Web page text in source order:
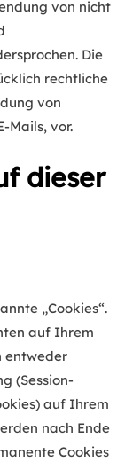
von nicht
Die
rechtliche
von
Mails, vor.
dieser
„Cookies“.
auf Ihrem
entweder
(Session-
auf Ihrem
nach Ende
Cookies